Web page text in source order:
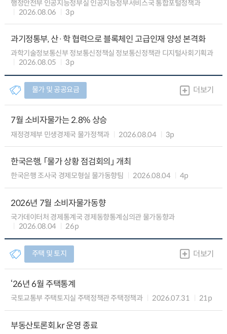
행정안전부 인공지능정부실 인공지능정부서비스국 통합포털정책과
2026.08.06
3p
과기정통부, 산·학 협력으로 블록체인 고급인재 양성 본격화
과학기술정보통신부 정보통신정책실 정보통신정책관 디지털사회기획과
2026.08.05
3p
물가 및 공공요금 더보기
7월 소비자물가는 2.8% 상승
재정경제부 민생경제국 물가정책과 2026.08.04 3p
한국은행, 「물가 상황 점검회의」 개최
한국은행 조사국 경제모형실 물가동향팀 2026.08.04 4p
2026년 7월 소비자물가동향
국가데이터처 경제통계국 경제동향통계심의관 물가동향과
2026.08.04
26p
주택 및 토지 더보기
‘26년 6월 주택통계
국토교통부 주택토지실 주택정책관 주택정책과 2026.07.31 21p
부동산토론회.kr 운영 종료